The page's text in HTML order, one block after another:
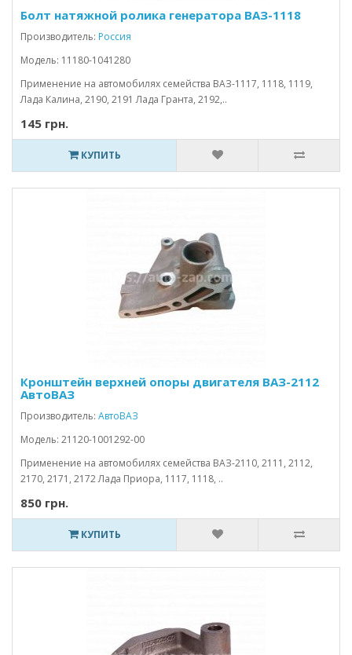
Болт натяжной ролика генератора ВАЗ-1118
Производитель: Россия
Модель: 11180-1041280
Применение на автомобилях семейства ВАЗ-1117, 1118, 1119,
Лада Калина, 2190, 2191 Лада Гранта, 2192,..
145 грн.
КУПИТЬ
Кронштейн верхней опоры двигателя ВАЗ-2112
АвтоВАЗ
Производитель: АвтоВАЗ
Модель: 21120-1001292-00
Применение на автомобилях семейства ВАЗ-2110, 2111, 2112,
2170, 2171, 2172 Лада Приора, 1117, 1118, ..
850 грн.
КУПИТЬ